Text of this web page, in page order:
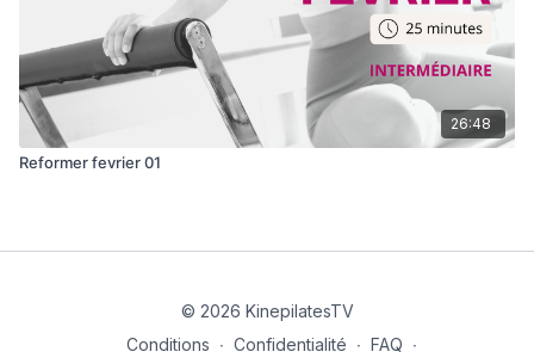
26:48
Reformer fevrier 01
© 2026 KinepilatesTV
Conditions ∙ Confidentialité ∙ FAQ ∙